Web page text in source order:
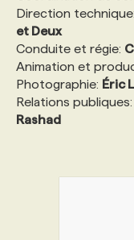
Direction technique:
et Deux
Conduite et régie:
Animation et
Photographie: Éric
Relations publiques:
Rashad